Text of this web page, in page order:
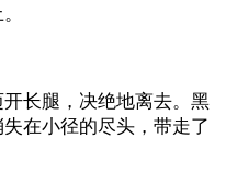
长腿，决绝地离去。黑
在小径的尽头，带走了